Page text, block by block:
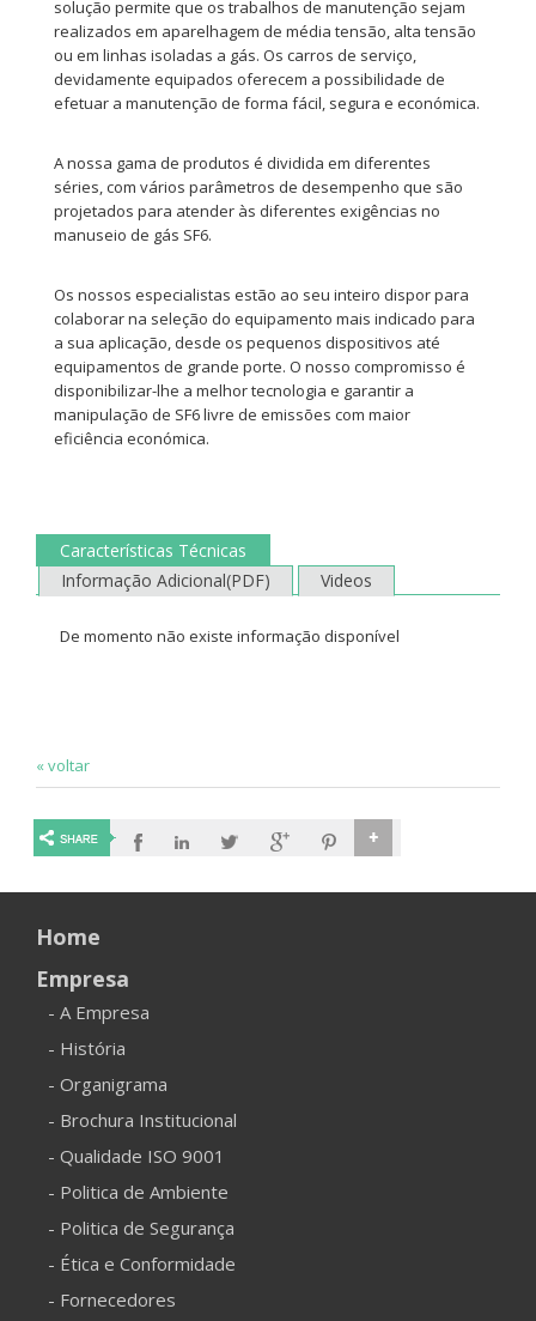
solução permite que os trabalhos de manutenção sejam
realizados em aparelhagem de média tensão, alta tensão
ou em linhas isoladas a gás. Os carros de serviço,
devidamente equipados oferecem a possibilidade de
efetuar a manutenção de forma fácil, segura e económica.
A nossa gama de produtos é dividida em diferentes
séries, com vários parâmetros de desempenho que são
projetados para atender às diferentes exigências no
manuseio de gás SF6.
Os nossos especialistas estão ao seu inteiro dispor para
colaborar na seleção do equipamento mais indicado para
a sua aplicação, desde os pequenos dispositivos até
equipamentos de grande porte. O nosso compromisso é
disponibilizar-lhe a melhor tecnologia e garantir a
manipulação de SF6 livre de emissões com maior
eficiência económica.
Características Técnicas
Informação Adicional(PDF)
Videos
De momento não existe informação disponível
« voltar
Home
Empresa
- A Empresa
- História
- Organigrama
- Brochura Institucional
- Qualidade ISO 9001
- Politica de Ambiente
- Politica de Segurança
- Ética e Conformidade
- Fornecedores